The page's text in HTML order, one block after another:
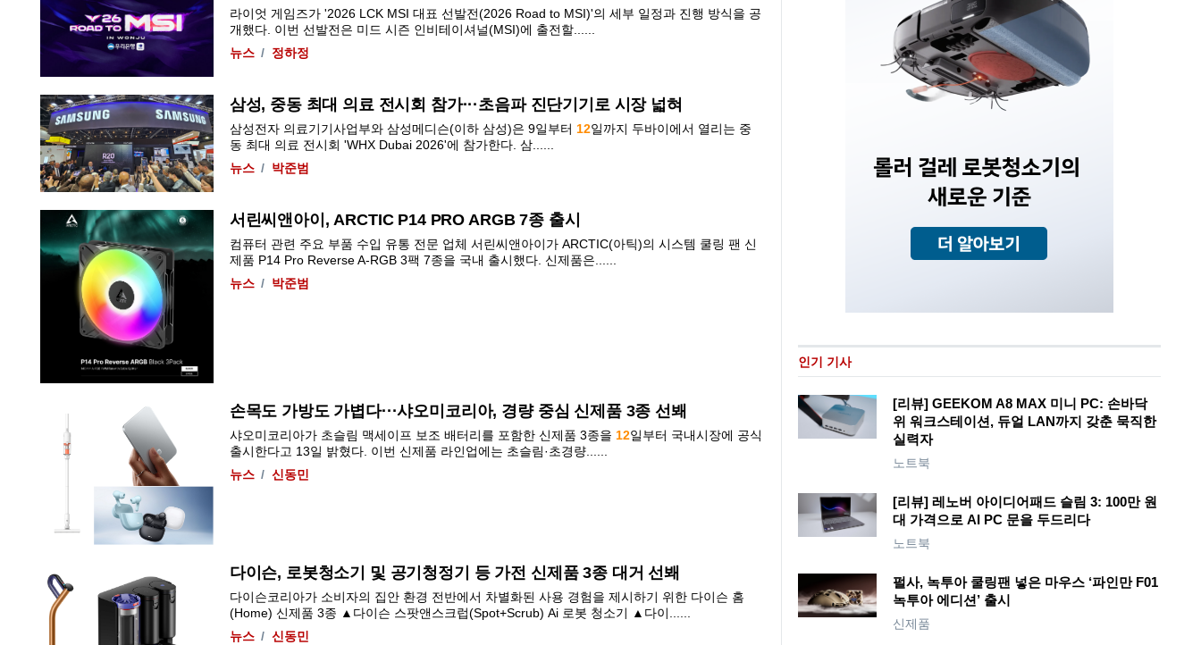
라이엇 게임즈가 '2026 LCK MSI 대표 선발전(2026 Road to MSI)'의 세부 일정과 진행 방식을 공
개했다. 이번 선발전은 미드 시즌 인비테이셔널(MSI)에 출전할......
뉴스
정하정
삼성, 중동 최대 의료 전시회 참가···초음파 진단기기로 시장 넓혀
삼성전자 의료기기사업부와 삼성메디슨(이하 삼성)은 9일부터 12일까지 두바이에서 열리는 중
동 최대 의료 전시회 'WHX Dubai 2026'에 참가한다. 삼......
뉴스
박준범
서린씨앤아이, ARCTIC P14 PRO ARGB 7종 출시
컴퓨터 관련 주요 부품 수입 유통 전문 업체 서린씨앤아이가 ARCTIC(아틱)의 시스템 쿨링 팬 신
제품 P14 Pro Reverse A-RGB 3팩 7종을 국내 출시했다. 신제품은......
뉴스
박준범
손목도 가방도 가볍다···샤오미코리아, 경량 중심 신제품 3종 선봬
샤오미코리아가 초슬림 맥세이프 보조 배터리를 포함한 신제품 3종을 12일부터 국내시장에 공식
출시한다고 13일 밝혔다. 이번 신제품 라인업에는 초슬림·초경량......
뉴스
신동민
다이슨, 로봇청소기 및 공기청정기 등 가전 신제품 3종 대거 선봬
다이슨코리아가 소비자의 집안 환경 전반에서 차별화된 사용 경험을 제시하기 위한 다이슨 홈
(Home) 신제품 3종 ▲다이슨 스팟앤스크럽(Spot+Scrub) Ai 로봇 청소기 ▲다이......
뉴스
신동민
인기 기사
[리뷰] GEEKOM A8 MAX 미니 PC: 손바닥
위 워크스테이션, 듀얼 LAN까지 갖춘 묵직한
실력자
노트북
[리뷰] 레노버 아이디어패드 슬림 3: 100만 원
대 가격으로 AI PC 문을 두드리다
노트북
펄사, 녹투아 쿨링팬 넣은 마우스 ‘파인만 F01
녹투아 에디션’ 출시
신제품